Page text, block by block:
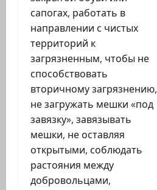
сапогах, работать в
направлении с чистых
территорий к
загрязненным, чтобы не
способствовать
вторичному загрязнению,
не загружать мешки «под
завязку», завязывать
мешки, не оставляя
открытыми, соблюдать
растояния между
добровольцами,